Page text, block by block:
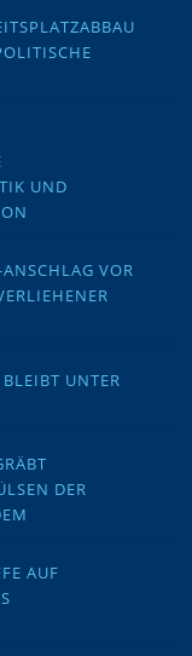
UND
VOR
UNTER
DER
AUF